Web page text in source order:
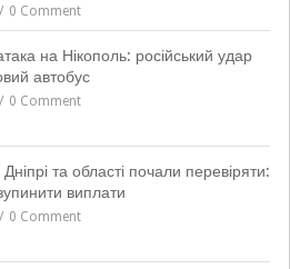
0 Comment
на Нікополь: російський удар
автобус
0 Comment
та області почали перевіряти:
виплати
0 Comment